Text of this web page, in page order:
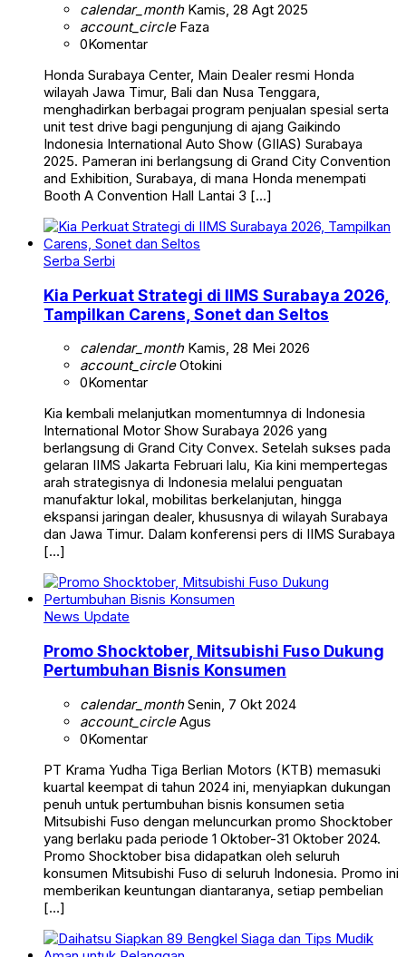
calendar_monthKamis, 28 Agt 2025
account_circleFaza
0Komentar
Honda Surabaya Center, Main Dealer resmi Honda
wilayah Jawa Timur, Bali dan Nusa Tenggara,
menghadirkan berbagai program penjualan spesial serta
unit test drive bagi pengunjung di ajang Gaikindo
Indonesia International Auto Show (GIIAS) Surabaya
2025. Pameran ini berlangsung di Grand City Convention
and Exhibition, Surabaya, di mana Honda menempati
Booth A Convention Hall Lantai 3 […]
Serba Serbi
Kia Perkuat Strategi di IIMS Surabaya 2026,
Tampilkan Carens, Sonet dan Seltos
calendar_monthKamis, 28 Mei 2026
account_circleOtokini
0Komentar
Kia kembali melanjutkan momentumnya di Indonesia
International Motor Show Surabaya 2026 yang
berlangsung di Grand City Convex. Setelah sukses pada
gelaran IIMS Jakarta Februari lalu, Kia kini mempertegas
arah strategisnya di Indonesia melalui penguatan
manufaktur lokal, mobilitas berkelanjutan, hingga
ekspansi jaringan dealer, khususnya di wilayah Surabaya
dan Jawa Timur. Dalam konferensi pers di IIMS Surabaya
[…]
News Update
Promo Shocktober, Mitsubishi Fuso Dukung
Pertumbuhan Bisnis Konsumen
calendar_monthSenin, 7 Okt 2024
account_circleAgus
0Komentar
PT Krama Yudha Tiga Berlian Motors (KTB) memasuki
kuartal keempat di tahun 2024 ini, menyiapkan dukungan
penuh untuk pertumbuhan bisnis konsumen setia
Mitsubishi Fuso dengan meluncurkan promo Shocktober
yang berlaku pada periode 1 Oktober-31 Oktober 2024.
Promo Shocktober bisa didapatkan oleh seluruh
konsumen Mitsubishi Fuso di seluruh Indonesia. Promo ini
memberikan keuntungan diantaranya, setiap pembelian
[…]